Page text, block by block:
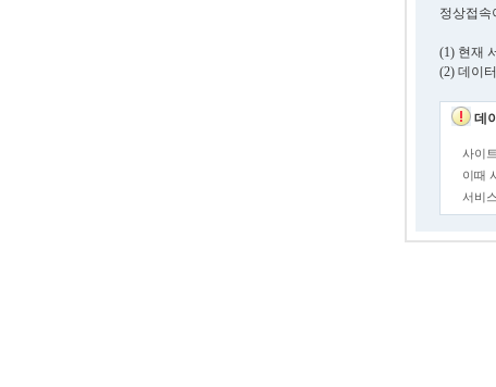
정상접속
(1) 현재
(2) 데이
데
사이
이때
서비